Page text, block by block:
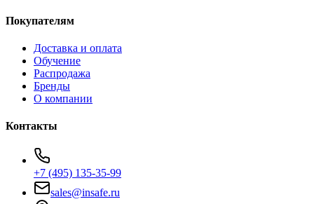
Покупателям
Доставка и оплата
Обучение
Распродажа
Бренды
О компании
Контакты
+7 (495) 135-35-99
sales@insafe.ru